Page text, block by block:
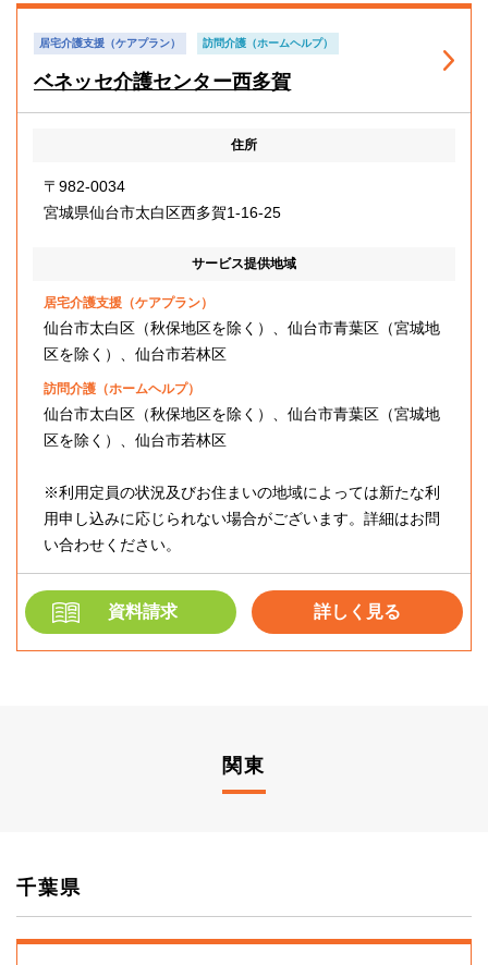
居宅介護支援（ケアプラン） 訪問介護（ホームヘルプ）
ベネッセ介護センター西多賀
住所
〒982-0034
宮城県仙台市太白区西多賀1-16-25
サービス提供地域
居宅介護支援（ケアプラン）
仙台市太白区（秋保地区を除く）、仙台市青葉区（宮城地
区を除く）、仙台市若林区
訪問介護（ホームヘルプ）
仙台市太白区（秋保地区を除く）、仙台市青葉区（宮城地
区を除く）、仙台市若林区
※利用定員の状況及びお住まいの地域によっては新たな利
用申し込みに応じられない場合がございます。詳細はお問
い合わせください。
資料請求 詳しく見る
関東
千葉県